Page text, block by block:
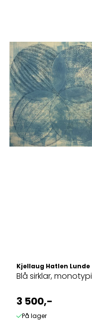
Kjellaug Hatlen Lunde
Blå sirklar, monotypi
3 500,-
På lager